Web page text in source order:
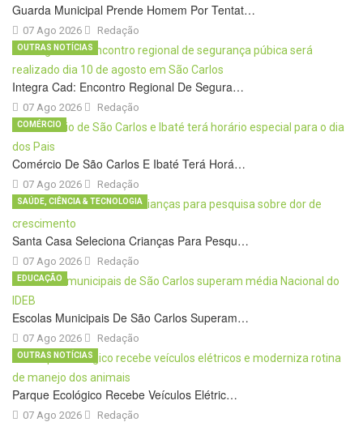
Guarda Municipal Prende Homem Por Tentat…
07 Ago 2026 Redação
Integra Cad: Encontro Regional De Segura…
07 Ago 2026
OUTRAS NOTÍCIAS
Redação
Comércio De São Carlos E Ibaté Terá Horá…
07 Ago 2026
COMÉRCIO
Redação
Santa Casa Seleciona Crianças Para Pesqu…
07 Ago 2026
SAÚDE, CIÊNCIA & TECNOLOGIA
Redação
Escolas Municipais De São Carlos Superam…
07 Ago 2026
EDUCAÇÃO
Redação
Parque Ecológico Recebe Veículos Elétric…
07 Ago 2026
OUTRAS NOTÍCIAS
Redação